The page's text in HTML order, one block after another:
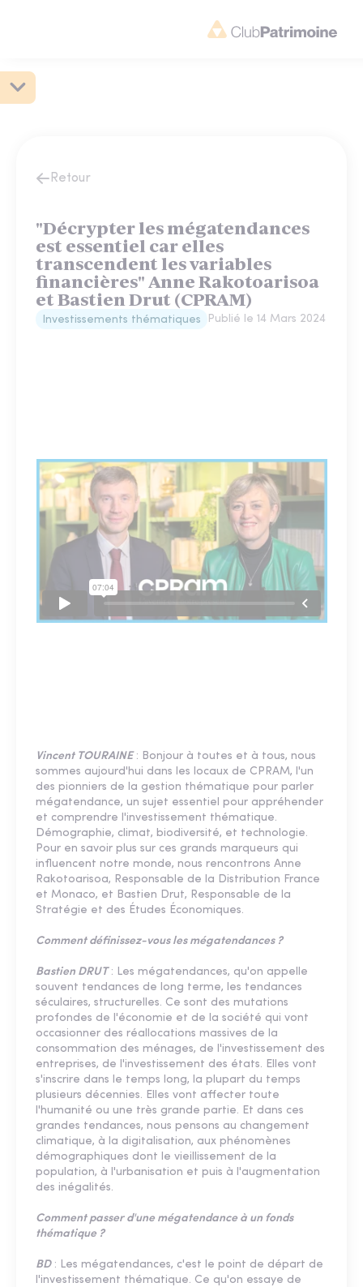
Retour
"Décrypter les mégatendances
est essentiel car elles
transcendent les variables
financières" Anne Rakotoarisoa
et Bastien Drut (CPRAM)
Investissements thématiques Publié le 14 Mars 2024
Vincent TOURAINE: Bonjour à toutes et à tous, nous
sommes aujourd'hui dans les locaux de CPRAM, l'un
des pionniers de la gestion thématique pour parler
mégatendance, un sujet essentiel pour appréhender
et comprendre l'investissement thématique.
Démographie, climat, biodiversité, et technologie.
Pour en savoir plus sur ces grands marqueurs qui
influencent notre monde, nous rencontrons Anne
Rakotoarisoa, Responsable de la Distribution France
et Monaco, et Bastien Drut, Responsable de la
Stratégie et des Études Économiques.
Comment définissez-vous les mégatendances ?
Bastien DRUT: Les mégatendances, qu'on appelle
souvent tendances de long terme, les tendances
séculaires, structurelles. Ce sont des mutations
profondes de l'économie et de la société qui vont
occasionner des réallocations massives de la
consommation des ménages, de l'investissement des
entreprises, de l'investissement des états. Elles vont
s'inscrire dans le temps long, la plupart du temps
plusieurs décennies. Elles vont affecter toute
l'humanité ou une très grande partie. Et dans ces
grandes tendances, nous pensons au changement
climatique, à la digitalisation, aux phénomènes
démographiques dont le vieillissement de la
population, à l'urbanisation et puis à l'augmentation
des inégalités.
Comment passer d'une mégatendance à un fonds
thématique ?
BD: Les mégatendances, c'est le point de départ de
l'investissement thématique. Ce qu'on essaye de